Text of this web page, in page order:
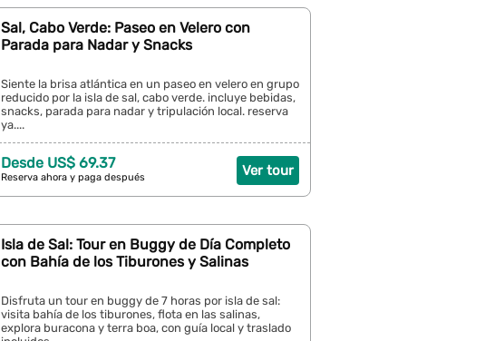
Sal, Cabo Verde: Paseo en Velero con
Parada para Nadar y Snacks
Siente la brisa atlántica en un paseo en velero en grupo
reducido por la isla de sal, cabo verde. incluye bebidas,
snacks, parada para nadar y tripulación local. reserva
ya....
Ver tour
Desde US$ 69.37
Reserva ahora y paga después
Isla de Sal: Tour en Buggy de Día Completo
con Bahía de los Tiburones y Salinas
Disfruta un tour en buggy de 7 horas por isla de sal:
visita bahía de los tiburones, flota en las salinas,
explora buracona y terra boa, con guía local y traslado